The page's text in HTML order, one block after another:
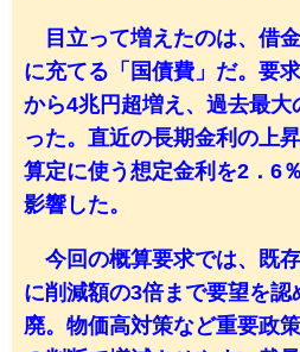
目立って増えたのは、借
に充てる「国債費」だ。要
から4兆円超増え、過去最大
った。直近の長期金利の上
算定に使う想定金利を2．6
影響した。
今回の概算要求では、既
に削減額の3倍まで要望を
廃。物価高対策など重要政